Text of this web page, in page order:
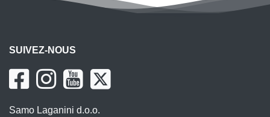
SUIVEZ-NOUS
Samo Laganini d.o.o.